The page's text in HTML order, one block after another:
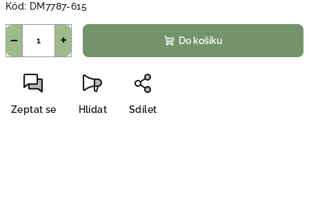
Kód: DM7787-615
+
− Do košíku
Zeptat se Hlídat Sdílet